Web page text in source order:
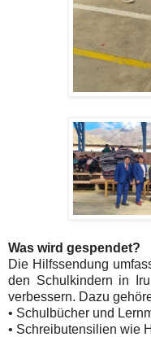
Was wird gespendet?
Die Hilfssendung
den Schulkindern in
verbessern. Dazu
• Schulbücher und
• Schreibutensilien wie